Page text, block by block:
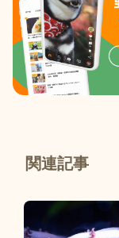
関連記事